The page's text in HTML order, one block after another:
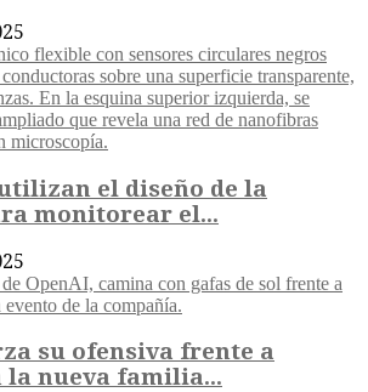
el diseño de la
monitorear el...
su ofensiva frente a
la nueva familia...